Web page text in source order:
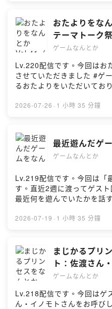
ない／セーブするまで／あ
ム機は部屋に持ち込まない
///////////////こへいゲスト：
ん//// チャプター
(00:00:46) ｜10月大阪の
ストはむらしゅんさん・た
ゲーミングお父さんをなん
グ//// 番組へのおたより
メッセージは番組ウェブサイ
YouTubeチャンネル
活動の幅を広げるため、さ
を目指してYouTubeチャン
キャストと同じ音源を配信
の取り組みも挑戦していこ
もチャンネル登録をお願い
https://
///////////////■ 番組の感想に
にお使いください！■ X：
おたよりをな
テーマトーク祭
ゲームなんとか
Lv.220配信です。今回はお
させていただきました #ゲ
るおたよりをいただいてお
における歌。 #感想 #レビ
ドハリバット／HD-2Dリメ
///////////////こへい／
///////////////(00:00:00) ｜オ
SHADOWS DIE
なんとか(01:32:32) ｜エン
り ///////////////番組へのおた
gamenantoka@gmail.com
を目指してYouTubeチャン
キャストと同じ音源を配信
の取り組みも挑戦していこ
もチャンネル登録をお願い
https://www.youtube.com/
///////////////■ 番組の感想に
2026-07-26 · 1 小時 35 分鐘
最近遊んだゲ
ゲームなんとか
Lv.219配信です。今回は「
す。直近2週に渡ってゲス
最近何を遊んでいたかを話
///////////////近日収録予定のゲ
日（日）23:59までです。
🙇‍♂️▼詳細はこちら
https://x.com/
1092?s=20//// キーワード
ズコール／SAROS／スター
クルスターズ//// 出演
2026-07-19 · 1 小時 35 分鐘
まじかるプリ
ト：佐渡さん
レ感想トーク）
ゲームなんとか
Lv.218配信です。今回はゲ
ん・イノモトさんをお呼び